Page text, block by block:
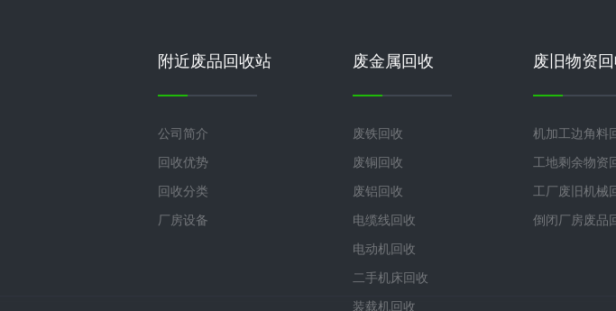
附近废品回收站
公司简介
回收优势
回收分类
厂房设备
废金属回收
废铁回收
废铜回收
废铝回收
电缆线回收
电动机回收
二手机床回收
装载机回收
废旧物资
机加工边角料
工地剩余物资
工厂废旧机械
倒闭厂房废品